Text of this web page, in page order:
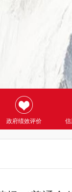
政府绩效评价